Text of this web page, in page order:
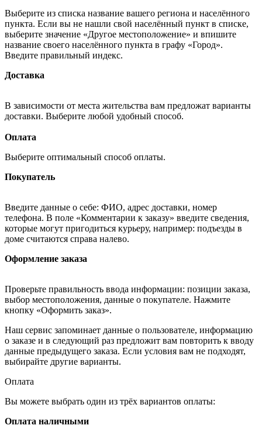
Выберите из списка название вашего региона и населённого
пункта. Если вы не нашли свой населённый пункт в списке,
выберите значение «Другое местоположение» и впишите
название своего населённого пункта в графу «Город».
Введите правильный индекс.
Доставка
В зависимости от места жительства вам предложат варианты
доставки. Выберите любой удобный способ.
Оплата
Выберите оптимальный способ оплаты.
Покупатель
Введите данные о себе: ФИО, адрес доставки, номер
телефона. В поле «Комментарии к заказу» введите сведения,
которые могут пригодиться курьеру, например: подъезды в
доме считаются справа налево.
Оформление заказа
Проверьте правильность ввода информации: позиции заказа,
выбор местоположения, данные о покупателе. Нажмите
кнопку «Оформить заказ».
Наш сервис запоминает данные о пользователе, информацию
о заказе и в следующий раз предложит вам повторить к вводу
данные предыдущего заказа. Если условия вам не подходят,
выбирайте другие варианты.
Оплата
Вы можете выбрать один из трёх вариантов оплаты:
Оплата наличными